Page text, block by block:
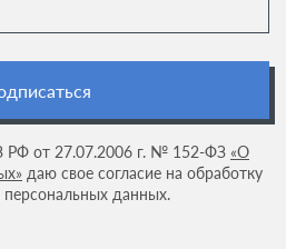
РФ от 27.07.2006 г. № 152-ФЗ «О
даю свое согласие на обработку
данных.